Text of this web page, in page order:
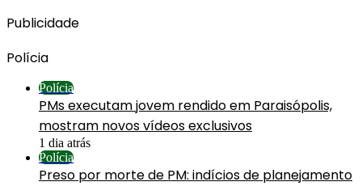
Publicidade
Polícia
Polícia
PMs executam jovem rendido em Paraisópolis,
mostram novos vídeos exclusivos
1 dia atrás
Polícia
Preso por morte de PM: indícios de planejamento